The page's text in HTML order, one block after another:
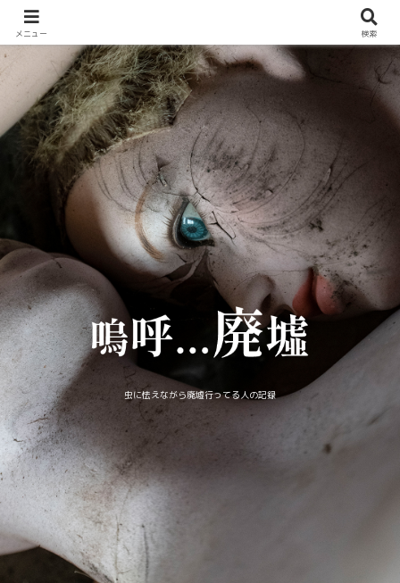
虫に怯えながら廃墟行ってる人の記録
メニュー 検索